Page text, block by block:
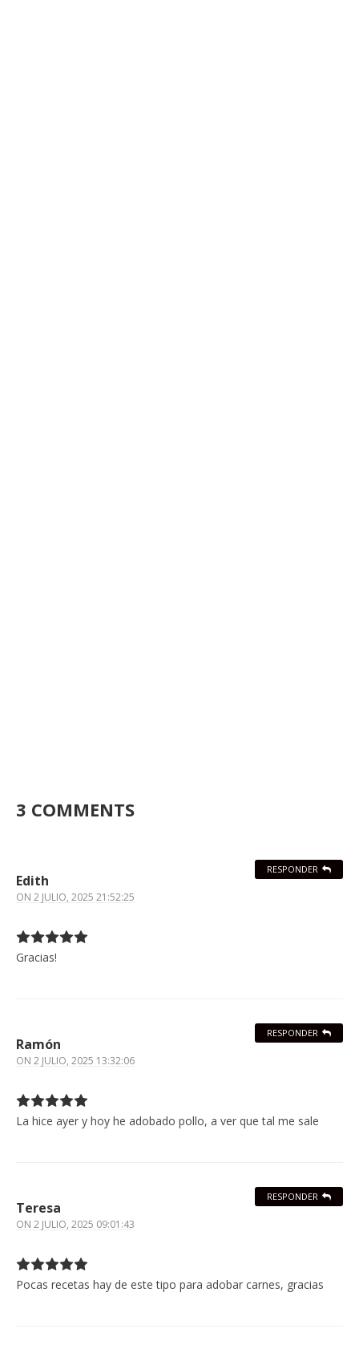
3 COMMENTS
Edith
ON 2 JULIO, 2025 21:52:25
Gracias!
RESPONDER
Ramón
ON 2 JULIO, 2025 13:32:06
La hice ayer y hoy he adobado pollo, a ver que tal me sale
RESPONDER
Teresa
ON 2 JULIO, 2025 09:01:43
Pocas recetas hay de este tipo para adobar carnes, gracias
RESPONDER